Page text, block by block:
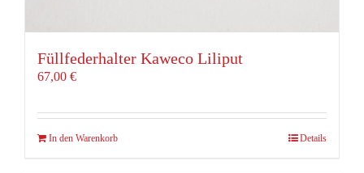
Füllfederhalter Kaweco Liliput
67,00 €
In den Warenkorb Details